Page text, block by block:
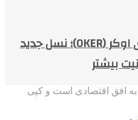
معرفی کرکره فولادی اوکر (OKER)؛ نسل جدید
بیشتر
افق اقتصادی است و کپی